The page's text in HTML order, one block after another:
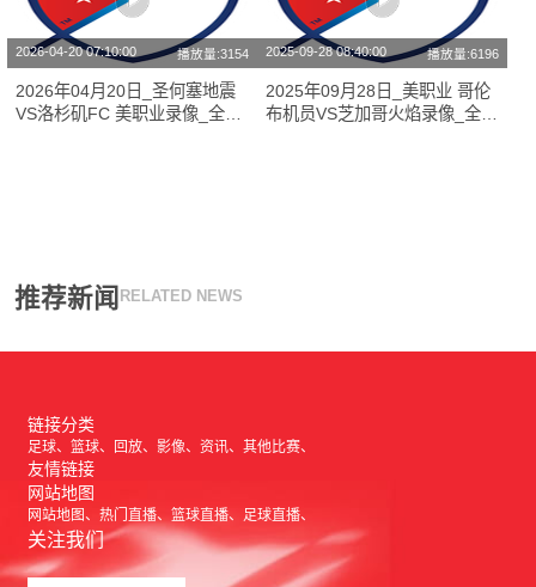
2026-04-20 07:10:00 播放量:3154
2026年04月20日_圣何塞地震
VS洛杉矶FC 美职业录像_全场
2025-09-28 08:40:00 播放量:6196
2025年09月28日_美职业 哥伦
布机员VS芝加哥火焰录像_全场
推荐新闻 RELATED NEWS
链接分类
足球 篮球 回放 影像 资讯 其他比赛
友情链接
网站地图
网站地图 热门直播 篮球直播 足球直播
关注我们